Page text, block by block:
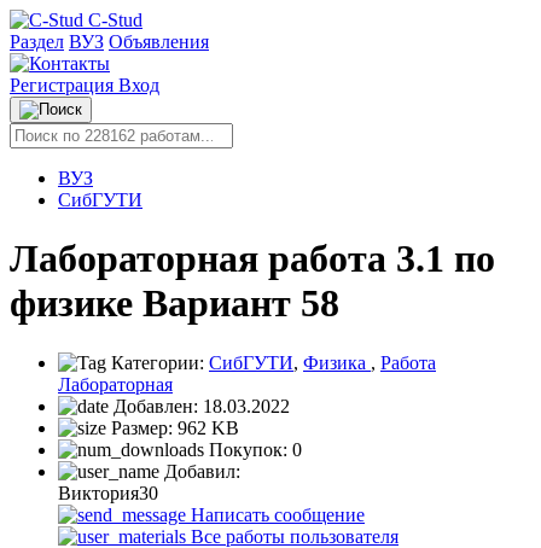
C-Stud
Раздел ВУЗ Объявления
Регистрация Вход
ВУЗ
СибГУТИ
Лабораторная работа 3.1 по
физике Вариант 58
Категории: СибГУТИ, Физика , Работа
Лабораторная
Добавлен: 18.03.2022
Размер: 962 KB
Покупок: 0
Добавил:
Виктория30
Написать сообщение
Все работы пользователя